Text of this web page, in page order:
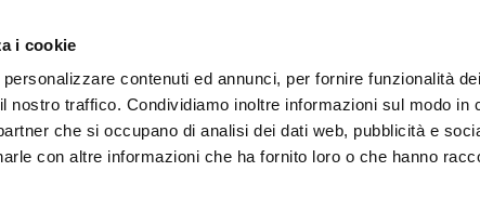
i cookie
contenuti ed annunci, per fornire funzionalità
nostro traffico. Condividiamo inoltre informazioni sul modo in
che si occupano di analisi dei dati web, pubblicità e
con altre informazioni che ha fornito loro o che hanno
Centro Culturale Centro Studi